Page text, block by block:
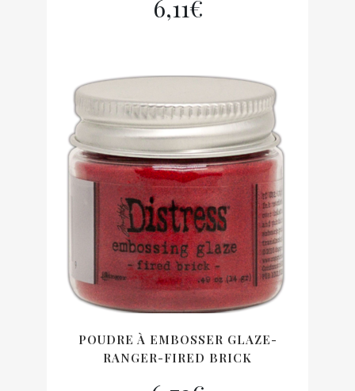
6,11€
POUDRE À EMBOSSER GLAZE-
RANGER-FIRED BRICK